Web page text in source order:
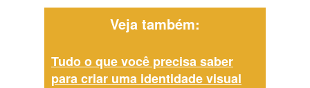
Veja também:
Tudo o que você precisa saber
para criar uma identidade visual